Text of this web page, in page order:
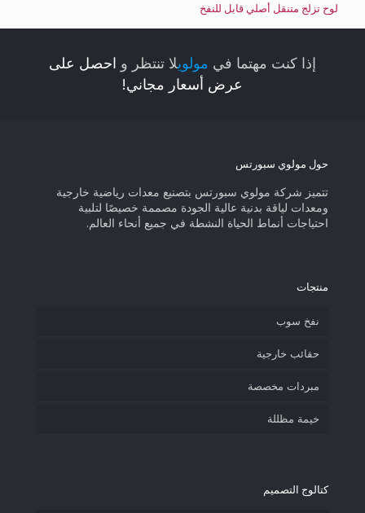
لوح تزلج متنقل أصلي قابل للنفخ
إذا كنت مهتما في مولويلا تنتظر و احصل على
عرض أسعار مجاني!
حول مولوي سبورتس
تتميز شركة مولوي سبورتس بتصنيع معدات رياضية خارجية
ومعدات لياقة بدنية عالية الجودة مصممة خصيصًا لتلبية
احتياجات أنماط الحياة النشطة في جميع أنحاء العالم.
منتجات
نفخ سوب
حقائب خارجية
مبردات مخصصة
خيمة مظللة
كتالوج التصميم